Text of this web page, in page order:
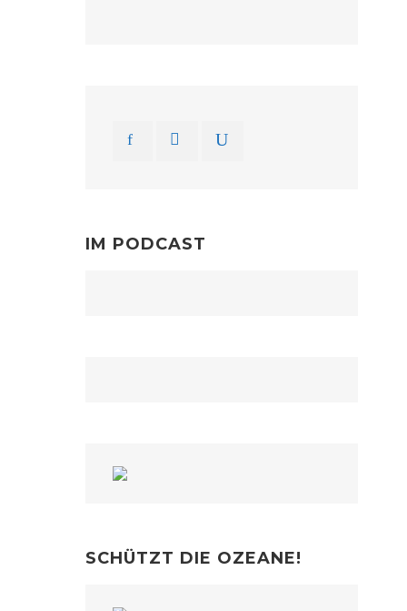
IM PODCAST
SCHÜTZT DIE OZEANE!